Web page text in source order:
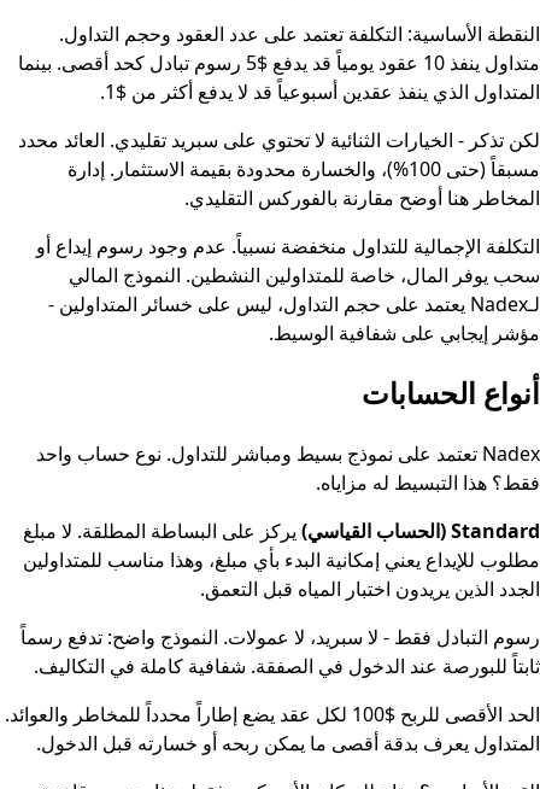
النقطة الأساسية: التكلفة تعتمد على عدد العقود وحجم التداول.
متداول ينفذ 10 عقود يومياً قد يدفع $5 رسوم تبادل كحد أقصى. بينما
المتداول الذي ينفذ عقدين أسبوعياً قد لا يدفع أكثر من $1.
لكن تذكر - الخيارات الثنائية لا تحتوي على سبريد تقليدي. العائد محدد
مسبقاً (حتى 100%)، والخسارة محدودة بقيمة الاستثمار. إدارة
المخاطر هنا أوضح مقارنة بالفوركس التقليدي.
التكلفة الإجمالية للتداول منخفضة نسبياً. عدم وجود رسوم إيداع أو
سحب يوفر المال، خاصة للمتداولين النشطين. النموذج المالي
لـNadex يعتمد على حجم التداول، ليس على خسائر المتداولين -
مؤشر إيجابي على شفافية الوسيط.
أنواع الحسابات
Nadex تعتمد على نموذج بسيط ومباشر للتداول. نوع حساب واحد
فقط؟ هذا التبسيط له مزاياه.
Standard (الحساب القياسي)
يركز على البساطة المطلقة. لا مبلغ
مطلوب للإيداع يعني إمكانية البدء بأي مبلغ، وهذا مناسب للمتداولين
الجدد الذين يريدون اختبار المياه قبل التعمق.
رسوم التبادل فقط - لا سبريد، لا عمولات. النموذج واضح: تدفع رسماً
ثابتاً للبورصة عند الدخول في الصفقة. شفافية كاملة في التكاليف.
الحد الأقصى للربح $100 لكل عقد يضع إطاراً محدداً للمخاطر والعوائد.
المتداول يعرف بدقة أقصى ما يمكن ربحه أو خسارته قبل الدخول.